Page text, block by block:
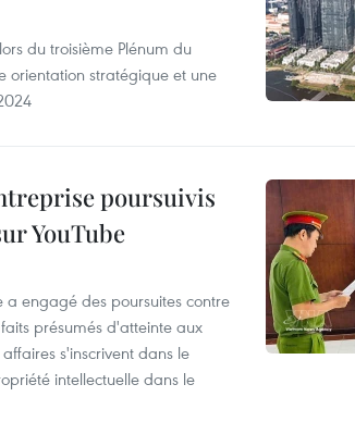
du troisième Plénum du
orientation stratégique et une
poursuivis
YouTube
a engagé des poursuites contre
présumés d'atteinte aux
s'inscrivent dans le
intellectuelle dans le